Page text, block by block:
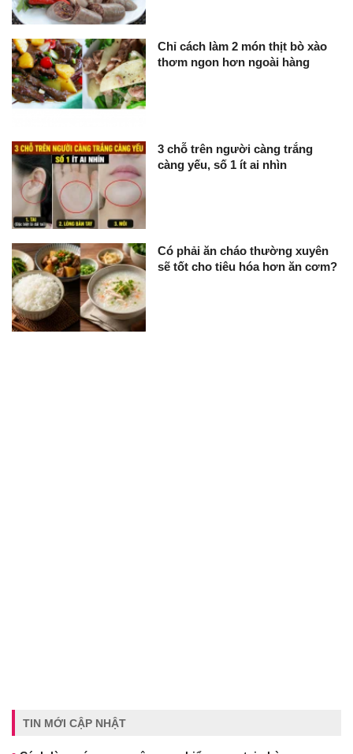
Chỉ cách làm 2 món thịt bò xào
thơm ngon hơn ngoài hàng
3 chỗ trên người càng trắng
càng yếu, số 1 ít ai nhìn
Có phải ăn cháo thường xuyên
sẽ tốt cho tiêu hóa hơn ăn cơm?
TIN MỚI CẬP NHẬT